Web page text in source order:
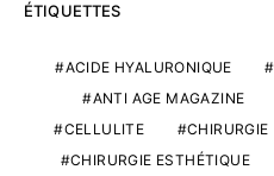
ÉTIQUETTES
ACIDE HYALURONIQUE
ANTI AGE MAGAZINE
CELLULITE
CHIRURGIE
CHIRURGIE ESTHÉTIQUE